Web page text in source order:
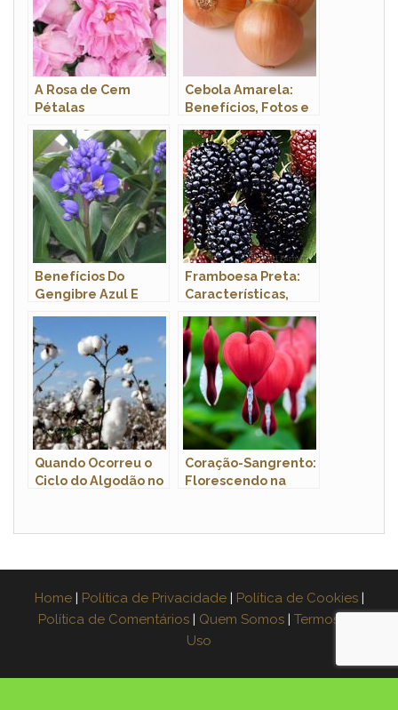
A Rosa de Cem
Pétalas
Cebola Amarela:
Benefícios, Fotos e
Benefícios Do
Gengibre Azul E
Medicinais
Framboesa Preta:
Características,
Fotos
Quando Ocorreu o
Ciclo do Algodão no
Coração-Sangrento:
Florescendo na
Home | Política de Privacidade | Política de Cookies |
Política de Comentários | Quem Somos | Termos de
Uso